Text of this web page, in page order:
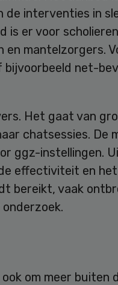
de interventies in
is er voor
en mantelzorgers.
net-
Het gaat van
chatsessies. De
ggz-instellingen.
effectiviteit en
bereikt, vaak
om meer buiten